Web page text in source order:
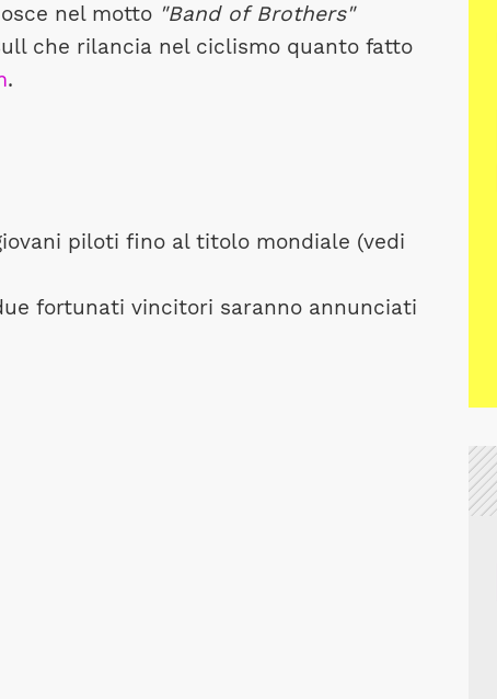
nel motto "Band of Brothers"
che rilancia nel ciclismo quanto fatto
.
piloti fino al titolo mondiale (vedi
fortunati vincitori saranno annunciati